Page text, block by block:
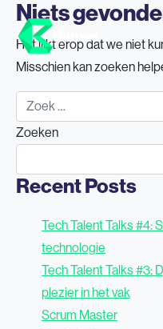
Niets
Het lijkt erop dat we niet
Misschien kan zoeken
Zoek naar:
Zoeken
Recent Posts
Tech Talent Talks #4:
technologie
Tech Talent Talks #3:
plezier in het vak
Scrum Master